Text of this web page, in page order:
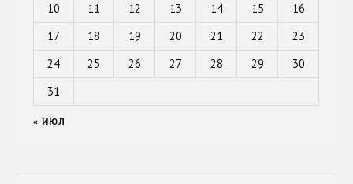
10
11 12 13 14 15
16
17
18 19 20 21 22
23
24
25 26 27 28 29
30
31
« ИЮЛ